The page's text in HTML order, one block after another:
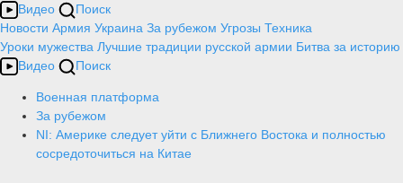
Видео
Поиск
Новости Армия Украина За рубежом Угрозы Техника
Уроки мужества Лучшие традиции русской армии Битва за историю
Видео
Поиск
Военная платформа
За рубежом
NI: Америке следует уйти с Ближнего Востока и полностью
сосредоточиться на Китае